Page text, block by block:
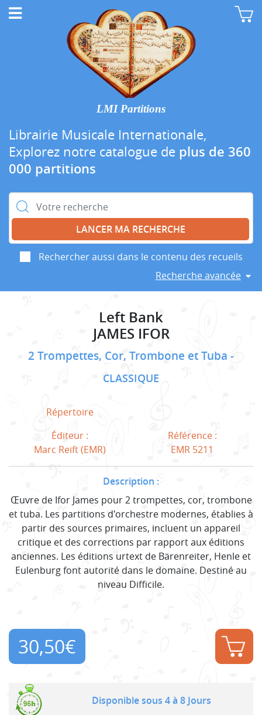
LMI Partitions
Librairie Musicale Internationale,
Explorez notre catalogue de plus de 360
000 partitions
Rechercher :
Rechercher aussi dans le contenu des recueils
Recherche avancée
Left Bank
JAMES IFOR
2 Trompettes, Cor, Trombone et Tuba
CLASSIQUE
Répertoire
Éditeur :
Marc Reift (EMR)
Référence :
EMR 5211
Description :
Œuvre de Ifor James pour 2 trompettes, cor, trombone
et tuba. Les partitions d'orchestre modernes, établies à
partir des sources primaires, incluent un appareil
critique et des corrections par rapport aux éditions
anciennes. Les éditions urtext de Bärenreiter, Henle et
Eulenburg font autorité dans le domaine. Destiné au
niveau Difficile.
30,50€
Disponible sous 4 à 8 Jours